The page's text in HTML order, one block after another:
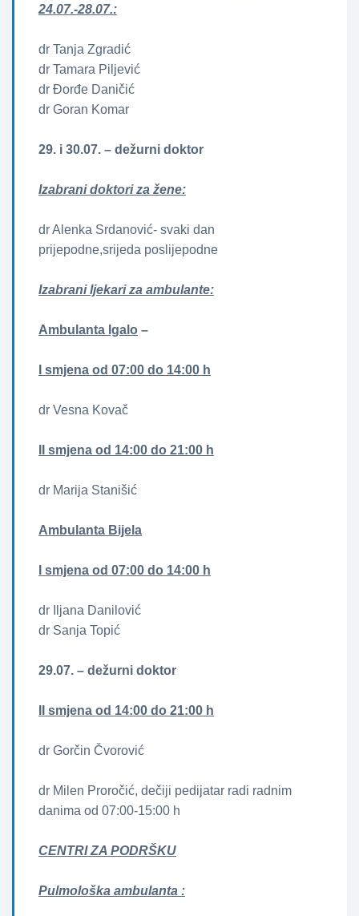
24.07.-28.07.:
dr Tanja Zgradić
dr Tamara Piljević
dr Đorđe Daničić
dr Goran Komar
29. i 30.07. – dežurni doktor
Izabrani doktori za žene­­:
dr Alenka Srdanović- svaki dan
prijepodne,srijeda poslijepodne
Izabrani ljekari za ambulante:
Ambulanta Igalo –
I smjena od 07:00 do 14:00 h
dr Vesna Kovač
II smjena od 14:00 do 21:00 h
dr Marija Stanišić
Ambulanta Bijela
I smjena od 07:00 do 14:00 h
dr Iljana Danilović
dr Sanja Topić
29.07. – dežurni doktor
II smjena od 14:00 do 21:00 h
dr Gorčin Čvorović
dr Milen Proročić, dečiji pedijatar radi radnim
danima od 07:00-15:00 h
CENTRI ZA PODRŠKU
Pulmološka ambulanta :